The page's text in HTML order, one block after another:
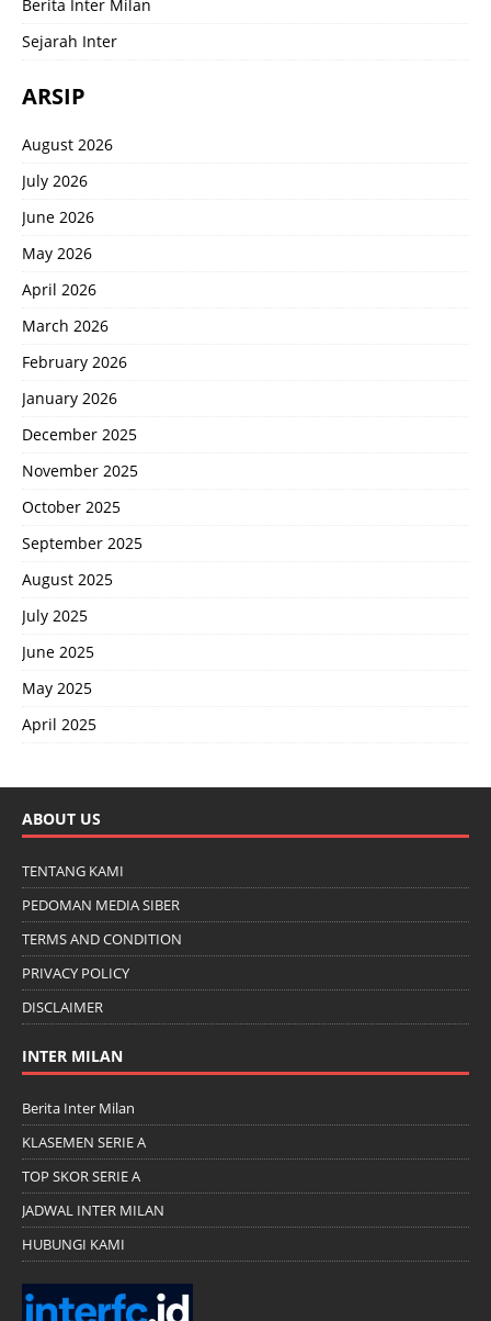
Berita Inter Milan
Sejarah Inter
ARSIP
August 2026
July 2026
June 2026
May 2026
April 2026
March 2026
February 2026
January 2026
December 2025
November 2025
October 2025
September 2025
August 2025
July 2025
June 2025
May 2025
April 2025
ABOUT US
TENTANG KAMI
PEDOMAN MEDIA SIBER
TERMS AND CONDITION
PRIVACY POLICY
DISCLAIMER
INTER MILAN
Berita Inter Milan
KLASEMEN SERIE A
TOP SKOR SERIE A
JADWAL INTER MILAN
HUBUNGI KAMI